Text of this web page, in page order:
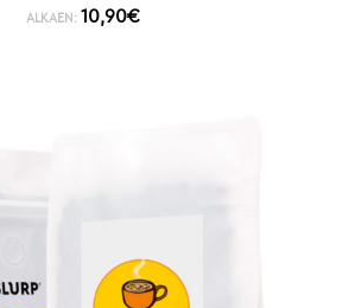
ALKAEN: 10,90€